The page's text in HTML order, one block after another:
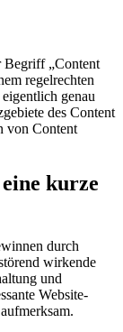
Begriff „Content
regelrechten
genau
des Content
von Content
kurze
durch
wirkende
und
Website-